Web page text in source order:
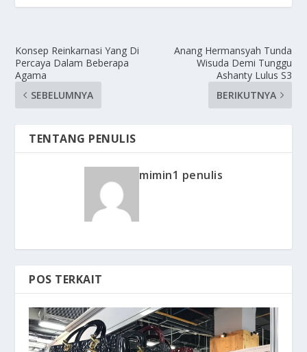
Konsep Reinkarnasi Yang Di
Percaya Dalam Beberapa
Agama
SEBELUMNYA
Anang Hermansyah Tunda
Wisuda Demi Tunggu
Ashanty Lulus S3
BERIKUTNYA
TENTANG PENULIS
mimin1 penulis
POS TERKAIT